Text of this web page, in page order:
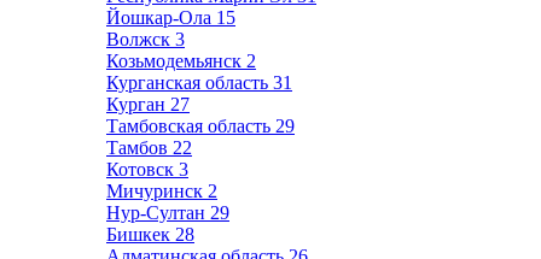
Йошкар-Ола 15
Волжск 3
Козьмодемьянск 2
Курганская область 31
Курган 27
Тамбовская область 29
Тамбов 22
Котовск 3
Мичуринск 2
Нур-Султан 29
Бишкек 28